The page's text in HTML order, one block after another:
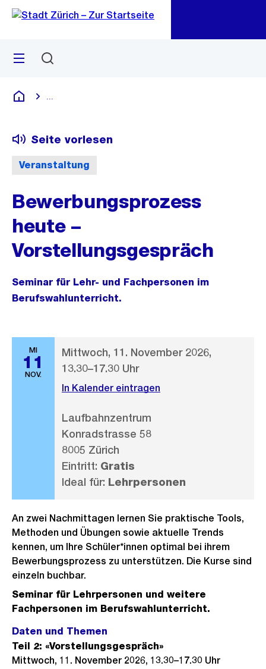
Navigation
Sprunglink
Menü
Deutsch
Veranstaltung
Seite vorlesen
Bewerbungsprozess
heute –
Vorstellungsgespräch
Seminar für Lehr- und Fachpersonen im
Berufswahlunterricht.
MI
11
NOV.
Mittwoch, 11. November 2026,
13.30–17.30 Uhr
In Kalender eintragen
Laufbahnzentrum
Konradstrasse 58
8005 Zürich
Eintritt: Gratis
Ideal für: Lehrpersonen
An zwei Nachmittagen lernen Sie praktische Tools,
Methoden und Übungen sowie aktuelle Trends
kennen, um Ihre Schüler*innen optimal bei ihrem
Bewerbungsprozess zu unterstützen. Die Kurse sind
einzeln buchbar.
Seminar für Lehrpersonen und weitere
Fachpersonen im Berufswahlunterricht.
Daten und Themen
Teil 2: «Vorstellungsgespräch»
Mittwoch, 11. November 2026, 13.30–17.30 Uhr